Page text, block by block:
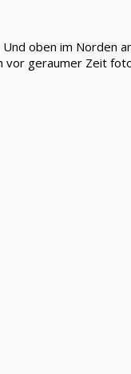
oben im Norden
vor geraumer Zeit